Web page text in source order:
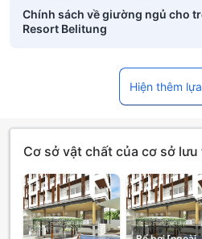
Chính sách về giường ngủ cho
Resort Belitung
Hiện thêm
Cơ sở vật chất của cơ sở lưu